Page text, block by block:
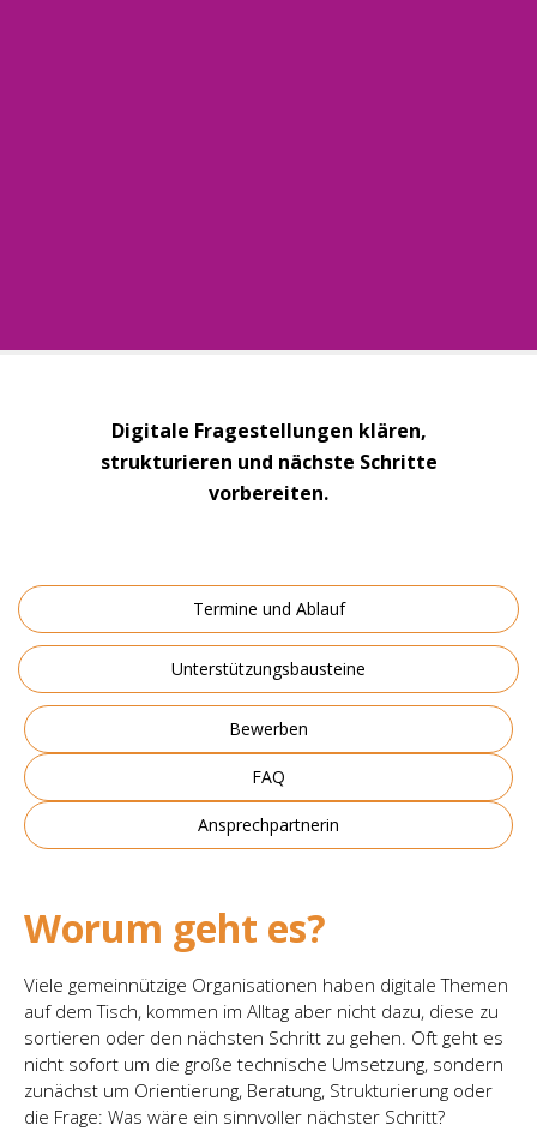
Digitale Fragestellungen klären,
strukturieren und nächste Schritte
vorbereiten.
Termine und Ablauf
Unterstützungsbausteine
Bewerben
FAQ
Ansprechpartnerin
Worum geht es?
Viele gemeinnützige Organisationen haben digitale Themen
auf dem Tisch, kommen im Alltag aber nicht dazu, diese zu
sortieren oder den nächsten Schritt zu gehen. Oft geht es
nicht sofort um die große technische Umsetzung, sondern
zunächst um Orientierung, Beratung, Strukturierung oder
die Frage: Was wäre ein sinnvoller nächster Schritt?